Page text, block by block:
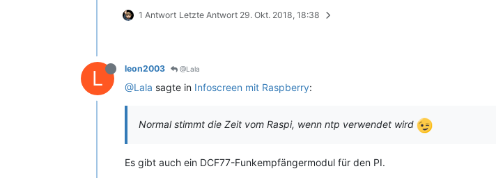
1 Antwort Letzte Antwort 29. Okt. 2018, 18:38
L leon2003 @Lala
@Lala sagte in Infoscreen mit Raspberry:
Normal stimmt die Zeit vom Raspi, wenn ntp verwendet wird
Es gibt auch ein DCF77-Funkempfängermodul für den PI.